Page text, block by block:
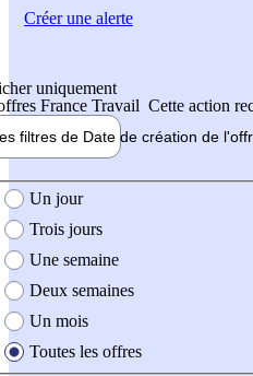
uniquement
France Travail Cette action
filtres de Date de création de
création de l'offre
Un jour
Trois jours
Une semaine
Deux semaines
Un mois
Toutes les offres
Créer une alerte